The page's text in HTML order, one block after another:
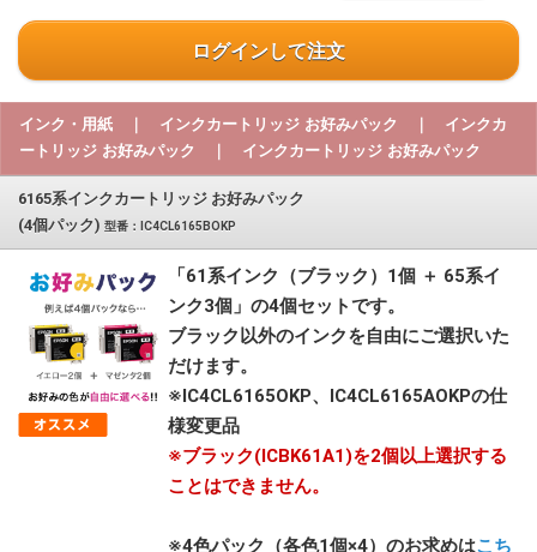
ログインして注文
インク・用紙 ｜ インクカートリッジ お好みパック ｜ インクカ
ートリッジ お好みパック ｜ インクカートリッジ お好みパック
6165系インクカートリッジ お好みパック
(4個パック) 型番：IC4CL6165BOKP
「61系インク（ブラック）1個 ＋ 65系イ
ンク3個」の4個セットです。
ブラック以外のインクを自由にご選択いた
だけます。
※IC4CL6165OKP、IC4CL6165AOKPの仕
様変更品
※ブラック(ICBK61A1)を2個以上選択する
ことはできません。
※4色パック（各色1個×4）のお求めはこち